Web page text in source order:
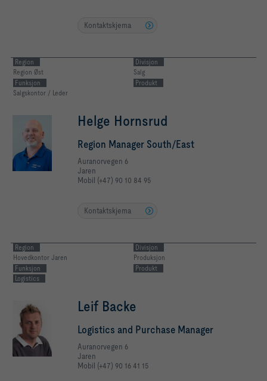
Kontaktskjema
Region
Region Øst
Divisjon
Salg
Funksjon
Salgskontor / Leder
Produkt
Helge Hornsrud
Region Manager South/East
Auranorvegen 6
Jaren
Mobil (+47) 90 10 84 95
Kontaktskjema
Region
Hovedkontor Jaren
Divisjon
Produksjon
Funksjon
Logistics
Produkt
Leif Backe
Logistics and Purchase Manager
Auranorvegen 6
Jaren
Mobil (+47) 90 16 41 15